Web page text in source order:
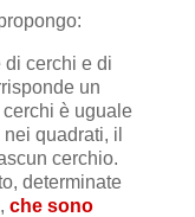
cerchi e di
un
è uguale
quadrati, il
cerchio.
determinate
che sono